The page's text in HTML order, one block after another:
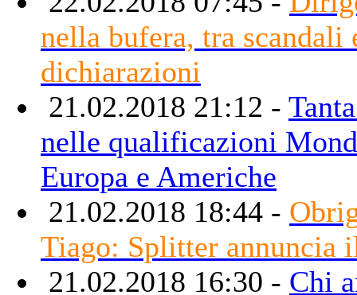
nella bufera, tra scandali
dichiarazioni
21.02.2018 21:12 -
nelle qualificazioni
Europa e Americhe
21.02.2018 18:44 -
Tiago: Splitter annuncia
21.02.2018 16:30 - Chi